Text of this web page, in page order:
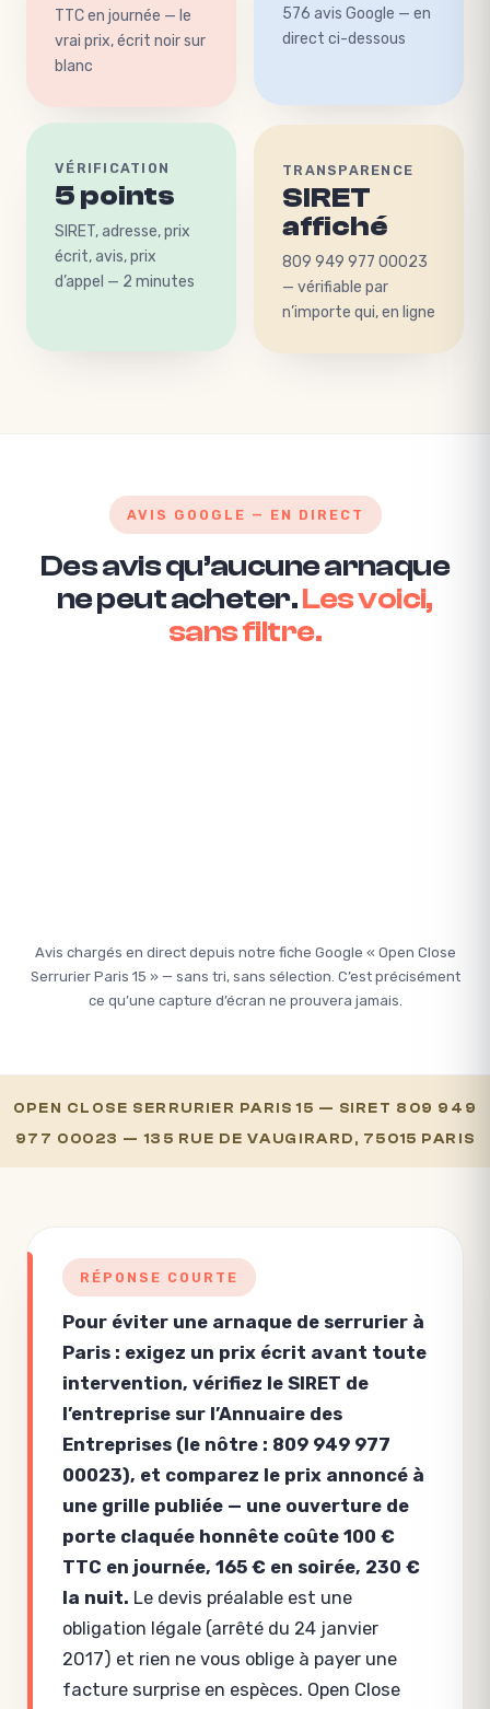
TTC en journée — le
vrai prix, écrit noir sur
blanc
576 avis Google — en
direct ci-dessous
VÉRIFICATION
5 points
SIRET, adresse, prix
écrit, avis, prix
d’appel — 2 minutes
TRANSPARENCE
SIRET
affiché
809 949 977 00023
— vérifiable par
n’importe qui, en ligne
AVIS GOOGLE — EN DIRECT
Des avis qu’aucune arnaque
ne peut acheter.Les voici,
sans filtre.
Avis chargés en direct depuis notre fiche Google « Open Close
Serrurier Paris 15 » — sans tri, sans sélection. C’est précisément
ce qu’une capture d’écran ne prouvera jamais.
OPEN CLOSE SERRURIER PARIS 15 — SIRET 809 949
977 00023 — 135 RUE DE VAUGIRARD, 75015 PARIS
RÉPONSE COURTE
Pour éviter une arnaque de serrurier à
Paris : exigez un prix écrit avant toute
intervention, vérifiez le SIRET de
l’entreprise sur l’Annuaire des
Entreprises (le nôtre : 809 949 977
00023), et comparez le prix annoncé à
une grille publiée — une ouverture de
porte claquée honnête coûte 100 €
TTC en journée, 165 € en soirée, 230 €
la nuit. Le devis préalable est une
obligation légale (arrêté du 24 janvier
2017) et rien ne vous oblige à payer une
facture surprise en espèces. Open Close